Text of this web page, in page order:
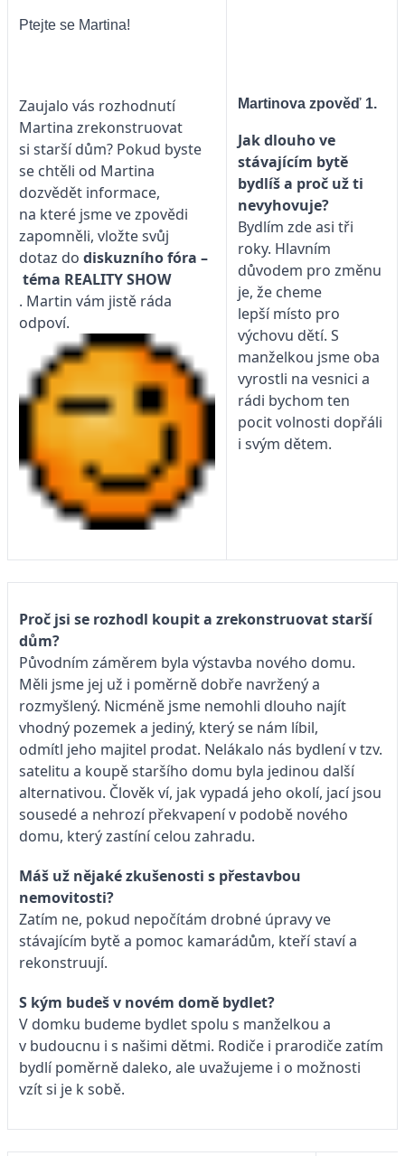
Ptejte se Martina!
Zaujalo vás rozhodnutí
Martina zrekonstruovat
si starší dům? Pokud byste
se chtěli od Martina
dozvědět informace,
na které jsme ve zpovědi
zapomněli, vložte svůj
dotaz do diskuzního fóra –
téma REALITY SHOW
. Martin vám jistě ráda
odpoví.
Martinova zpověď 1.
Jak dlouho ve
stávajícím bytě
bydlíš a proč už ti
nevyhovuje?
Bydlím zde asi tři
roky. Hlavním
důvodem pro změnu
je, že cheme
lepší místo pro
výchovu dětí. S
manželkou jsme oba
vyrostli na vesnici a
rádi bychom ten
pocit volnosti dopřáli
i svým dětem.
Proč jsi se rozhodl koupit a zrekonstruovat starší
dům?
Původním záměrem byla výstavba nového domu.
Měli jsme jej už i poměrně dobře navržený a
rozmyšlený. Nicméně jsme nemohli dlouho najít
vhodný pozemek a jediný, který se nám líbil,
odmítl jeho majitel prodat. Nelákalo nás bydlení v tzv.
satelitu a koupě staršího domu byla jedinou další
alternativou. Člověk ví, jak vypadá jeho okolí, jací jsou
sousedé a nehrozí překvapení v podobě nového
domu, který zastíní celou zahradu.
Máš už nějaké zkušenosti s přestavbou
nemovitosti?
Zatím ne, pokud nepočítám drobné úpravy ve
stávajícím bytě a pomoc kamarádům, kteří staví a
rekonstruují.
S kým budeš v novém domě bydlet?
V domku budeme bydlet spolu s manželkou a
v budoucnu i s našimi dětmi. Rodiče i prarodiče zatím
bydlí poměrně daleko, ale uvažujeme i o možnosti
vzít si je k sobě.